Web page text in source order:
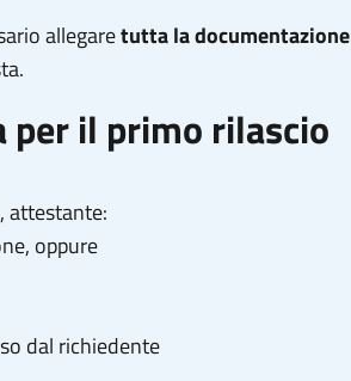
allegaretutta la documentazione
per il primo rilascio
attestante:
oppure
dal richiedente